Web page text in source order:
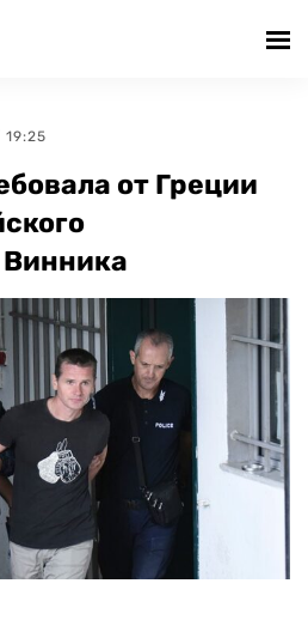
19:25
от Греции